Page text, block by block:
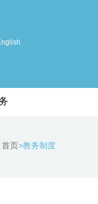
首页>教务制度